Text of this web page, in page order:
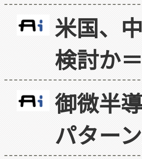
米国、
検討か
御微半
パター